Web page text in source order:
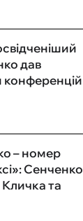
дав
конференцій
– номер
Сенченко
та